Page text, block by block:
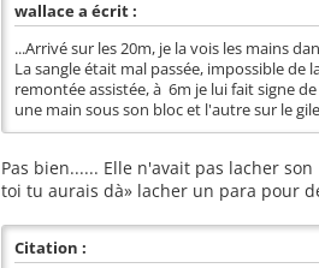
wallace a écrit :
...Arrivé sur les 20m, je la vois les mains
La sangle était mal passée, impossible de
remontée assistée, à 6m je lui fait signe
une main sous son bloc et l'autre sur le
Pas bien...... Elle n'avait pas lacher
toi tu aurais dà» lacher un para pour
Citation :